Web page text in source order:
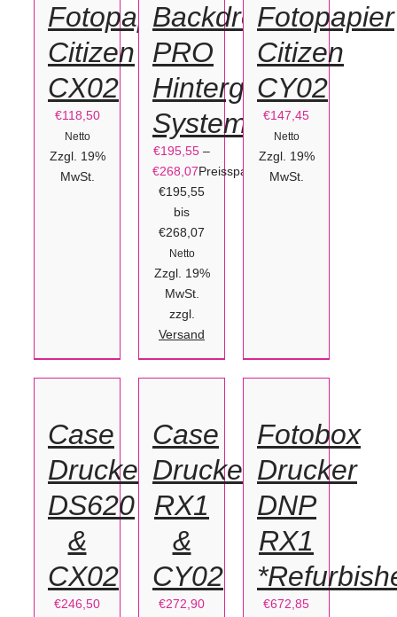
DETAILS
Fotopapier
Citizen
CX02
€118,50
Netto
Zzgl. 19%
MwSt.
AUF
DER
PRODUKTSEITE
GEWÄHLT
WERDEN
DETAILS
Backdrop
PRO
Hintergrund-
System
€195,55 –
€268,07Preisspanne:
€195,55
bis
€268,07
Netto
Zzgl. 19%
MwSt.
zzgl.
Versand
DETAILS
Fotopapier
Citizen
CY02
€147,45
Netto
Zzgl. 19%
MwSt.
DEN
DETAILS
Case
Drucker
DS620
&
CX02
€246,50
DEN
DETAILS
Case
Drucker
RX1
&
CY02
€272,90
DEN
DETAILS
Fotobox
Drucker
DNP
RX1
€672,85